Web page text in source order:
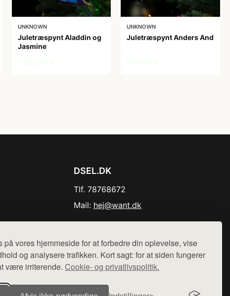
på vores hjemmeside for at forbedre din oplevelse, vise
og analysere trafikken. Kort sagt: for at siden fungerer
være irriterende. Cookie- og privatlivspolitik.
UNKNOWN
Juletræspynt Aladdin og
Jasmine
UNKNOWN
Juletræspynt Anders And
DSEL.DK
Tlf. 78768672
Mail: hej@want.dk
Der sælges ikke varer fra denne side - vi henviser til de shops,